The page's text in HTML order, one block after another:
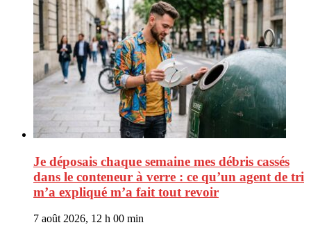
Je déposais chaque semaine mes débris cassés
dans le conteneur à verre : ce qu’un agent de tri
m’a expliqué m’a fait tout revoir
7 août 2026, 12 h 00 min